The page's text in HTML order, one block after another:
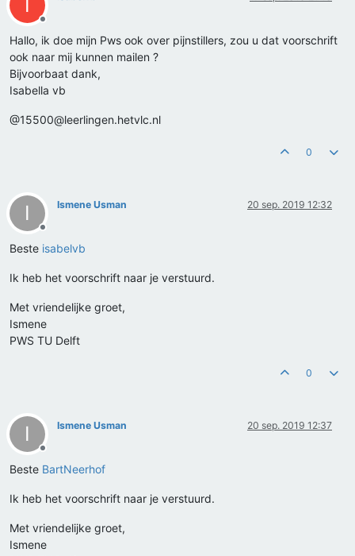
I
Offline
Hallo, ik doe mijn Pws ook over pijnstillers, zou u dat voorschrift
ook naar mij kunnen mailen ?
Bijvoorbaat dank,
Isabella vb
@15500@leerlingen.hetvlc.nl
0
I
Offline
Ismene Usman 20 sep. 2019 12:32
Beste isabelvb
Ik heb het voorschrift naar je verstuurd.
Met vriendelijke groet,
Ismene
PWS TU Delft
0
I
Offline
Ismene Usman 20 sep. 2019 12:37
Beste BartNeerhof
Ik heb het voorschrift naar je verstuurd.
Met vriendelijke groet,
Ismene